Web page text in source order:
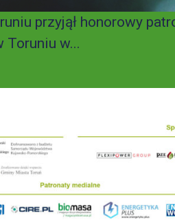
przyjął honorowy
Toruniu w...